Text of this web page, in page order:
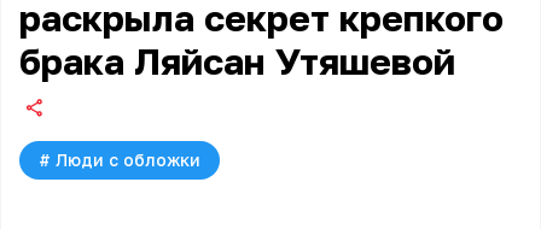
раскрыла секрет крепкого
брака Ляйсан Утяшевой
# Люди с обложки